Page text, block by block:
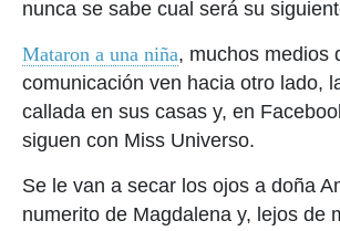
nunca se sabe cual será su
Mataron a una niña, muchos medios
comunicación ven hacia otro lado,
callada en sus casas y, en
siguen con Miss Universo.
Se le van a secar los ojos a doña
numerito de Magdalena y, lejos de